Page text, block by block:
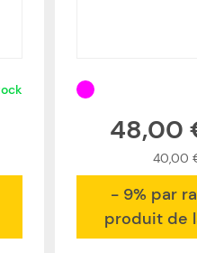
48,00
40,00
- 9% par
produit de